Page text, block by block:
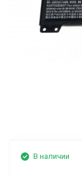
В наличии